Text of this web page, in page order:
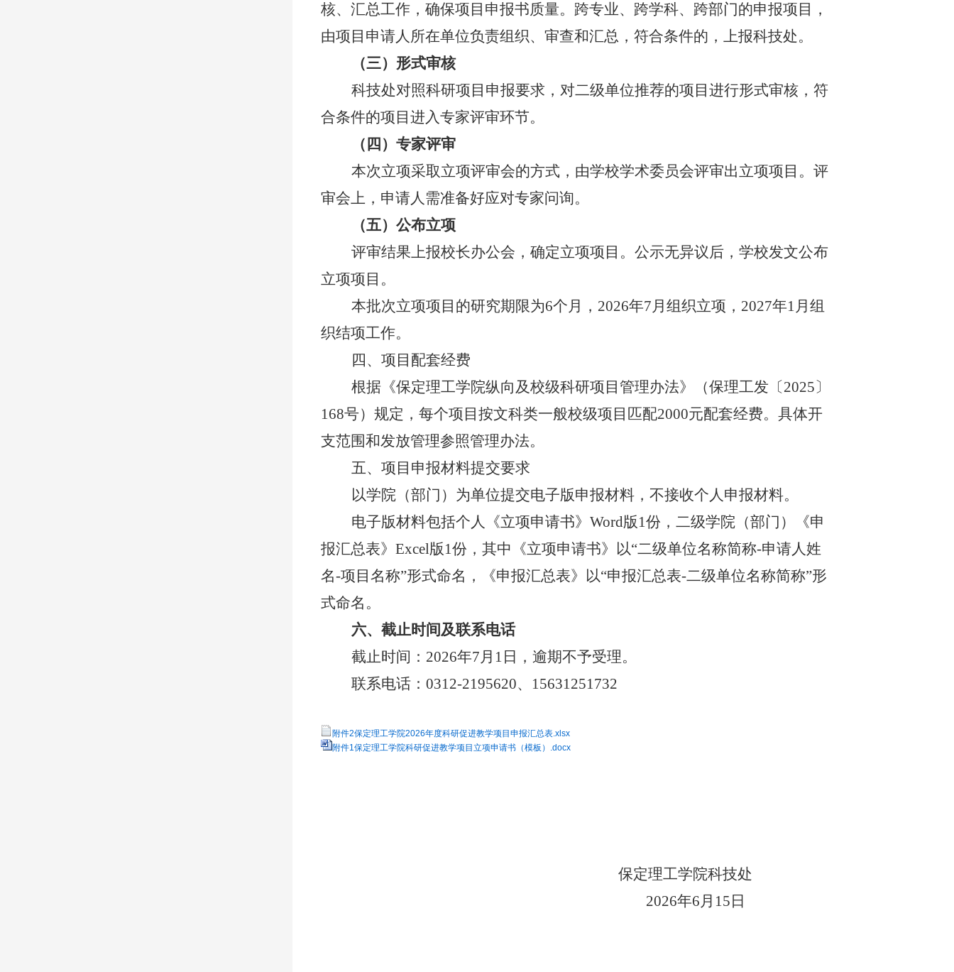
核、汇总工作，确保项目申报书质量。跨专业、跨学科、跨部门的申报项目，
由项目申请人所在单位负责组织、审查和汇总，符合条件的，上报科技处。
（三）形式审核
科技处对照科研项目申报要求，对二级单位推荐的项目进行形式审核，符
合条件的项目进入专家评审环节。
（四）专家评审
本次立项采取立项评审会的方式，由学校学术委员会评审出立项项目。评
审会上，申请人需准备好应对专家问询。
（五）公布立项
评审结果上报校长办公会，确定立项项目。公示无异议后，学校发文公布
立项项目。
本批次立项项目的研究期限为6个月，2026年7月组织立项， 2027年1月组
织结项工作。
四、项目配套经费
根据《保定理工学院纵向及校级科研项目管理办法》（保理工发〔2025〕
168号）规定，每个项目按文科类一般校级项目匹配2000元配套经费。具体开
支范围和发放管理参照管理办法。
五、项目申报材料提交要求
以学院（部门）为单位提交电子版申报材料，不接收个人申报材料。
电子版材料包括个人《立项申请书》 Word版1份，二级学院（部门）《申
报汇总表》Excel版1份，其中《立项申请书》以“二级单位名称简称-申请人姓
名-项目名称”形式命名，《申报汇总表》以“申报汇总表-二级单位名称简称”形
式命名。
六、 截止时间及联系电话
截止时间： 2026年7月 1日， 逾期不予受理。
联系电话： 0312-2195620、15631251732
附件2保定理工学院2026年度科研促进教学项目申报汇总表.xlsx
附件1保定理工学院科研促进教学项目立项申请书（模板）.docx
保定理工学院科技处
2026年6月 15 日